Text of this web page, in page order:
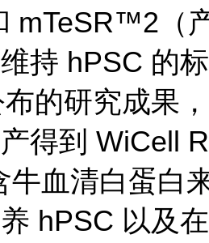
mTeSR™2（
持 hPSC 的
的研究成果
得到 WiCell
牛血清白蛋白
hPSC 以及